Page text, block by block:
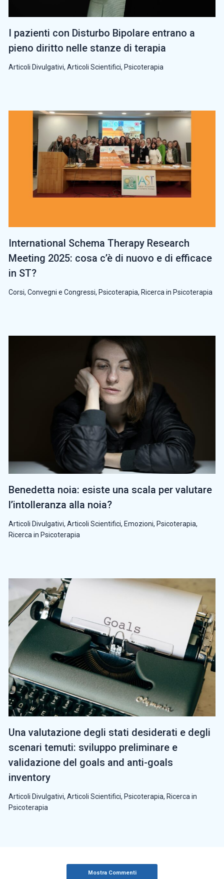
I pazienti con Disturbo Bipolare entrano a
pieno diritto nelle stanze di terapia
Articoli Divulgativi, Articoli Scientifici, Psicoterapia
International Schema Therapy Research
Meeting 2025: cosa c’è di nuovo e di efficace
in ST?
Corsi, Convegni e Congressi, Psicoterapia, Ricerca in Psicoterapia
Benedetta noia: esiste una scala per valutare
l’intolleranza alla noia?
Articoli Divulgativi, Articoli Scientifici, Emozioni, Psicoterapia,
Ricerca in Psicoterapia
Una valutazione degli stati desiderati e degli
scenari temuti: sviluppo preliminare e
validazione del goals and anti-goals
inventory
Articoli Divulgativi, Articoli Scientifici, Psicoterapia, Ricerca in
Psicoterapia
Mostra Commenti